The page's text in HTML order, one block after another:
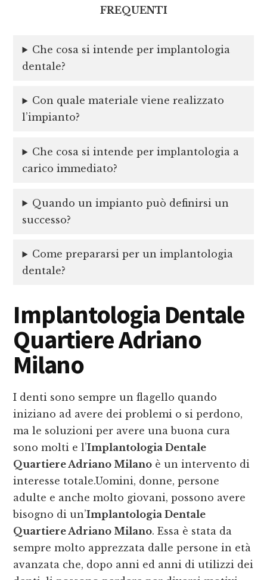
FREQUENTI
Che cosa si intende per implantologia
dentale?
Con quale materiale viene realizzato
l’impianto?
Che cosa si intende per implantologia a
carico immediato?
Quando un impianto può definirsi un
successo?
Come prepararsi per un implantologia
dentale?
Implantologia Dentale
Quartiere Adriano
Milano
I denti sono sempre un flagello quando
iniziano ad avere dei problemi o si perdono,
ma le soluzioni per avere una buona cura
sono molti e l’Implantologia Dentale
Quartiere Adriano Milano è un intervento di
interesse totale.Uomini, donne, persone
adulte e anche molto giovani, possono avere
bisogno di un’Implantologia Dentale
Quartiere Adriano Milano. Essa è stata da
sempre molto apprezzata dalle persone in età
avanzata che, dopo anni ed anni di utilizzi dei